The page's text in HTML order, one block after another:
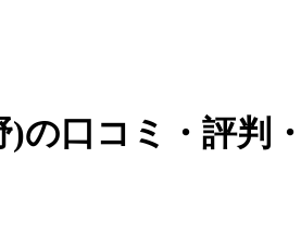
の口コミ・評判